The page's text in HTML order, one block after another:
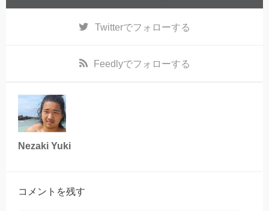
Twitterでフォローする
Feedlyでフォローする
Nezaki Yuki
コメントを残す